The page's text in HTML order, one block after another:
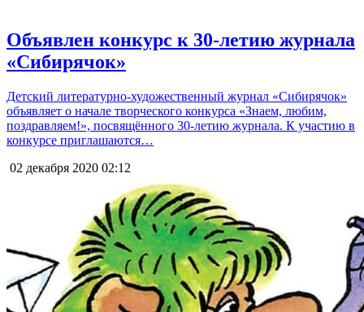
Объявлен конкурс к 30-летию журнала
«Сибирячок»
Детский литературно-художественный журнал «Сибирячок»
объявляет о начале творческого конкурса «Знаем, любим,
поздравляем!», посвящённого 30-летию журнала. К участию в
конкурсе приглашаются…
02 декабря 2020 02:12